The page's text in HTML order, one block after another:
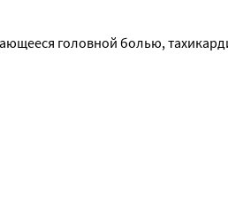
при синдроме
головной болью,